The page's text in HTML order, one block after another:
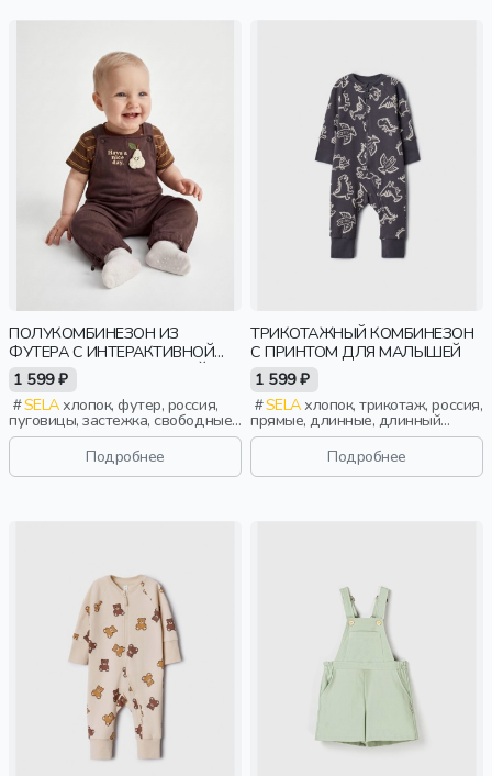
ПОЛУКОМБИНЕЗОН ИЗ
ФУТЕРА C ИНТЕРАКТИВНОЙ
ДЕТАЛЬЮ ДЛЯ МАЛЫШЕЙ
1 599 ₽
SELAхлопок, футер, россия,
пуговицы, застежка, свободные,
вышивка, актив, малыши, дети
Подробнее
ТРИКОТАЖНЫЙ КОМБИНЕЗОН
С ПРИНТОМ ДЛЯ МАЛЫШЕЙ
1 599 ₽
SELAхлопок, трикотаж, россия,
прямые, длинные, длинный
рукав, застежка, манжета, принт,
вырез, круглый вырез,
эластичные, малыши, дети
Подробнее